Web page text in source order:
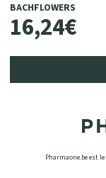
BACHFLOWERS
16,24€
Pharmaone.be est